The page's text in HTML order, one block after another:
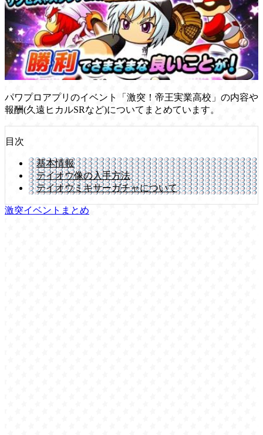
パワプロアプリのイベント「激突！帝王実業高校」の内容や
報酬(久遠ヒカルSRなど)についてまとめています。
目次
基本情報
テイオウ像の入手方法
テイオウミキサーガチャについて
激突イベントまとめ